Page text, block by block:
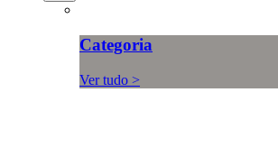
Categoria
Ver tudo >